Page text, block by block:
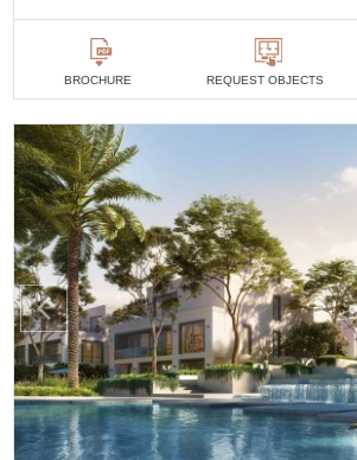
BROCHURE REQUEST OBJECTS